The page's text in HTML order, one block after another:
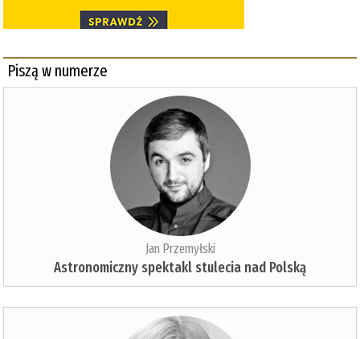
Piszą w numerze
Jan Przemyłski
Astronomiczny spektakl stulecia nad Polską